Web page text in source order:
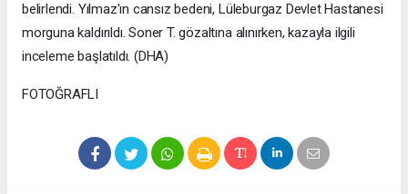
belirlendi. Yılmaz'ın cansız bedeni, Lüleburgaz Devlet Hastanesi
morguna kaldırıldı. Soner T. gözaltına alınırken, kazayla ilgili
inceleme başlatıldı. (DHA)
FOTOĞRAFLI